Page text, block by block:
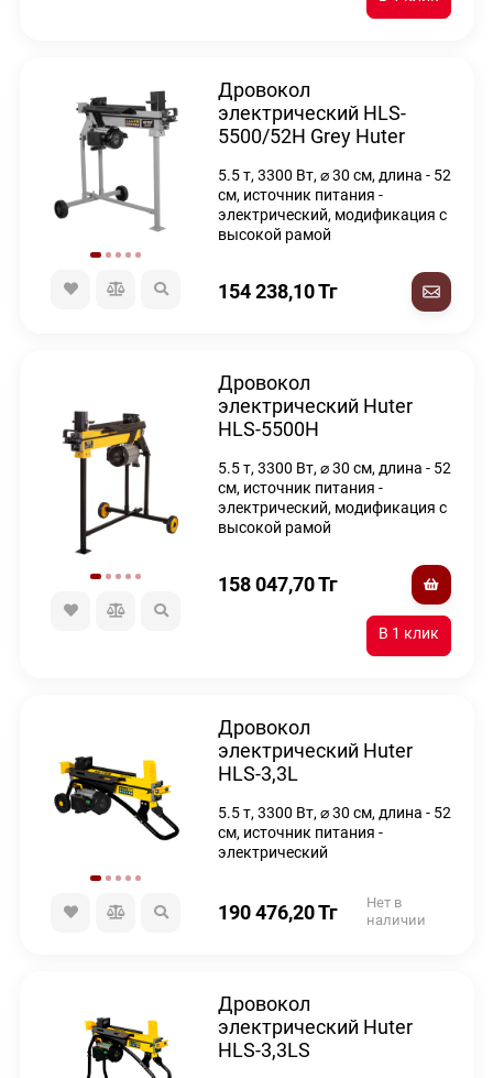
Дровокол
электрический HLS-
5500/52H Grey Huter
5.5 т, 3300 Вт, ⌀ 30 см, длина - 52
см, источник питания -
электрический, модификация с
высокой рамой
154 238,10Тг
Дровокол
электрический Huter
HLS-5500H
5.5 т, 3300 Вт, ⌀ 30 см, длина - 52
см, источник питания -
электрический, модификация с
высокой рамой
158 047,70Тг
Дровокол
электрический Huter
HLS-3,3L
5.5 т, 3300 Вт, ⌀ 30 см, длина - 52
см, источник питания -
электрический
190 476,20Тг
Нет в
наличии
Дровокол
электрический Huter
HLS-3,3LS